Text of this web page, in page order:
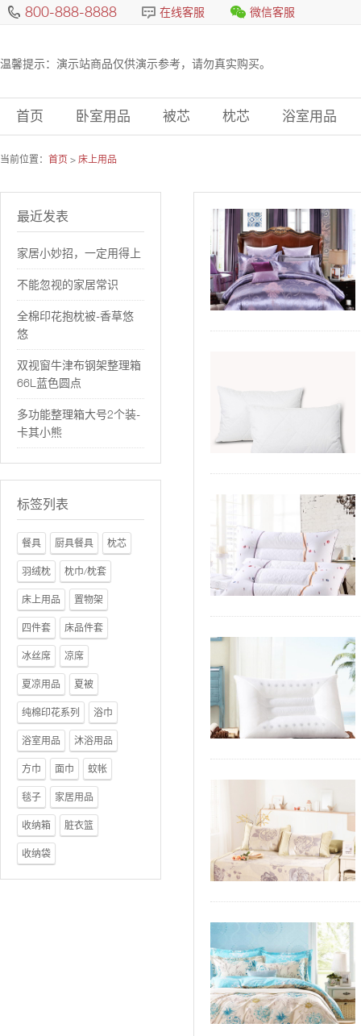
800-888-8888 在线客服 微信客服
温馨提示：演示站商品仅供演示参考，请勿真实购买。
首页 卧室用品 被芯 枕芯 浴室用品
当前位置： 首页 > 床上用品
最近发表
家居小妙招，一定用得上
不能忽视的家居常识
全棉印花抱枕被-香草悠
悠
双视窗牛津布钢架整理箱
66L蓝色圆点
多功能整理箱大号2个装-
卡其小熊
标签列表
餐具 厨具餐具 枕芯
羽绒枕 枕巾/枕套
床上用品 置物架
四件套 床品件套
冰丝席 凉席
夏凉用品 夏被
纯棉印花系列 浴巾
浴室用品 沐浴用品
方巾 面巾 蚊帐
毯子 家居用品
收纳箱 脏衣篮
收纳袋